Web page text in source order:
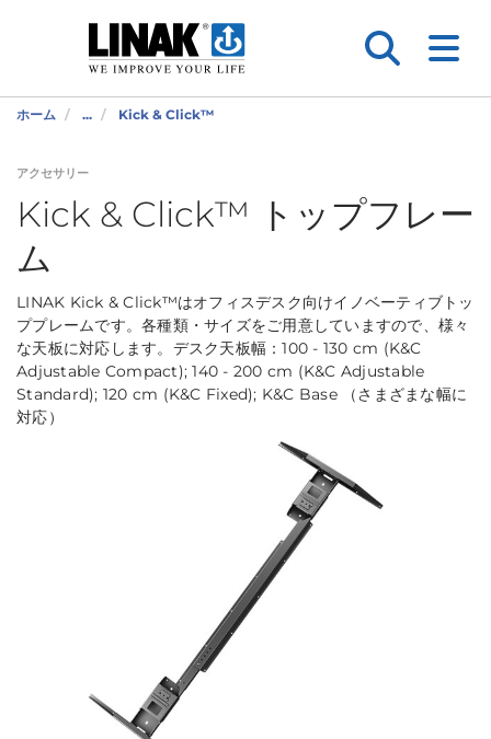
ホーム ... Kick & Click™
アクセサリー
Kick & Click™ トップフレー
ム
LINAK Kick & Click™はオフィスデスク向けイノベーティブトッ
ププレームです。各種類・サイズをご用意していますので、様々
な天板に対応します。デスク天板幅：100 - 130 cm (K&C
Adjustable Compact); 140 - 200 cm (K&C Adjustable
Standard); 120 cm (K&C Fixed); K&C Base （さまざまな幅に
対応）